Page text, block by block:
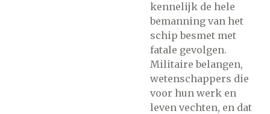
kennelijk de hele
bemanning van het
schip besmet met
fatale gevolgen.
Militaire belangen,
wetenschappers die
voor hun werk en
leven vechten, en dat